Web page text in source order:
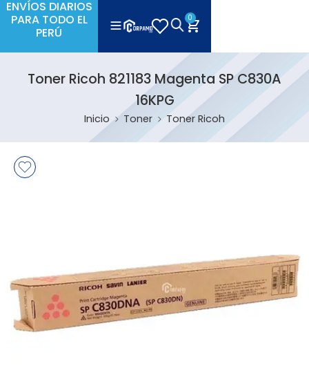
ENVÍOS DIARIOS
PARA TODO EL
PERÚ
0
Toner Ricoh 821183 Magenta SP C830A
16KPG
Inicio Toner Toner Ricoh